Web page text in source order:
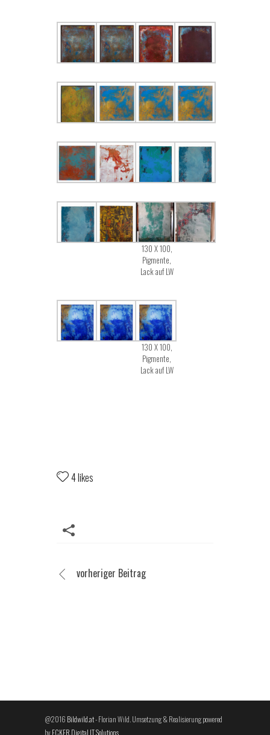
130 X 100,
Pigmente,
Lack auf LW
130 X 100,
Pigmente,
Lack auf LW
4 likes
vorheriger Beitrag
@2016 Bildwild.at- Florian Wild. Umsetzung & Realisierung powered
byECKER.Digital IT Solutions